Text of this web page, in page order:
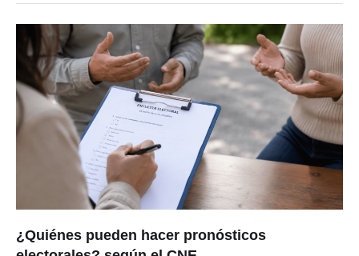
¿Quiénes pueden hacer pronósticos